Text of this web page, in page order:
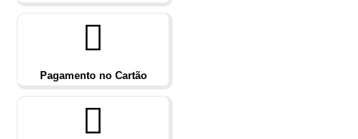
Pagamento no Cartão